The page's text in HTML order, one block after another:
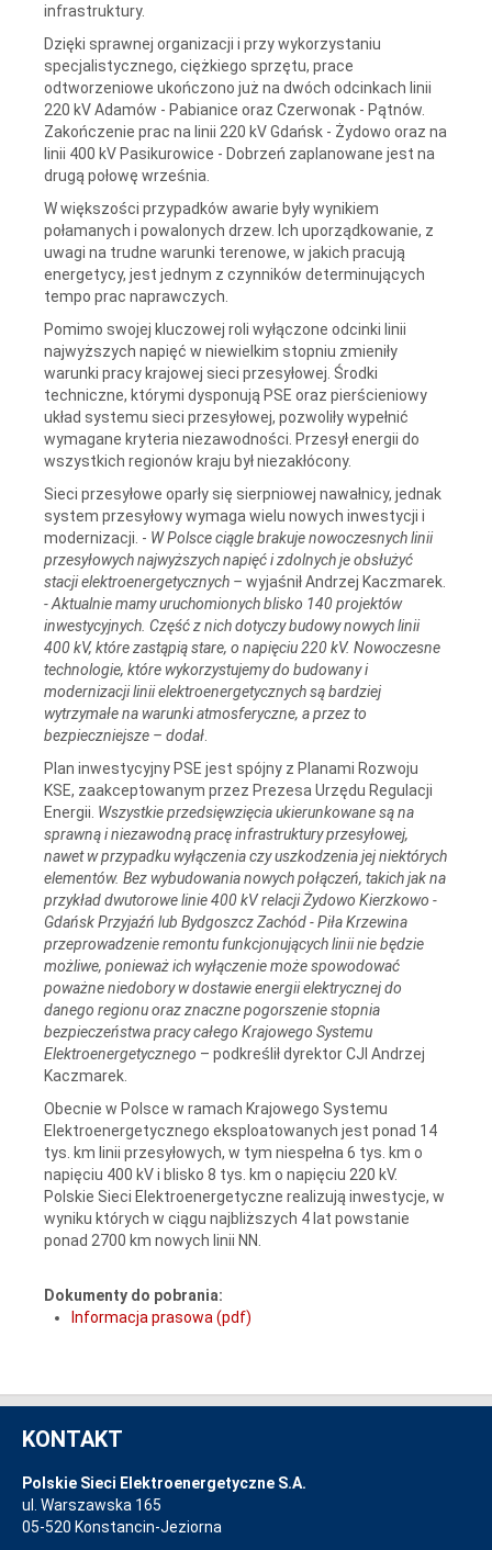
infrastruktury.
Dzięki sprawnej organizacji i przy wykorzystaniu
specjalistycznego, ciężkiego sprzętu, prace
odtworzeniowe ukończono już na dwóch odcinkach linii
220 kV Adamów - Pabianice oraz Czerwonak - Pątnów.
Zakończenie prac na linii 220 kV Gdańsk - Żydowo oraz na
linii 400 kV Pasikurowice - Dobrzeń zaplanowane jest na
drugą połowę września.
W większości przypadków awarie były wynikiem
połamanych i powalonych drzew. Ich uporządkowanie, z
uwagi na trudne warunki terenowe, w jakich pracują
energetycy, jest jednym z czynników determinujących
tempo prac naprawczych.
Pomimo swojej kluczowej roli wyłączone odcinki linii
najwyższych napięć w niewielkim stopniu zmieniły
warunki pracy krajowej sieci przesyłowej. Środki
techniczne, którymi dysponują PSE oraz pierścieniowy
układ systemu sieci przesyłowej, pozwoliły wypełnić
wymagane kryteria niezawodności. Przesył energii do
wszystkich regionów kraju był niezakłócony.
Sieci przesyłowe oparły się sierpniowej nawałnicy, jednak
system przesyłowy wymaga wielu nowych inwestycji i
modernizacji. - W Polsce ciągle brakuje nowoczesnych linii
przesyłowych najwyższych napięć i zdolnych je obsłużyć
stacji elektroenergetycznych – wyjaśnił Andrzej Kaczmarek.
- Aktualnie mamy uruchomionych blisko 140 projektów
inwestycyjnych. Część z nich dotyczy budowy nowych linii
400 kV, które zastąpią stare, o napięciu 220 kV. Nowoczesne
technologie, które wykorzystujemy do budowany i
modernizacji linii elektroenergetycznych są bardziej
wytrzymałe na warunki atmosferyczne, a przez to
bezpieczniejsze – dodał
Plan inwestycyjny PSE jest spójny z Planami Rozwoju
KSE, zaakceptowanym przez Prezesa Urzędu Regulacji
Energii. Wszystkie przedsięwzięcia ukierunkowane są na
sprawną i niezawodną pracę infrastruktury przesyłowej,
nawet w przypadku wyłączenia czy uszkodzenia jej niektórych
elementów. Bez wybudowania nowych połączeń, takich jak na
przykład dwutorowe linie 400 kV relacji Żydowo Kierzkowo -
Gdańsk Przyjaźń lub Bydgoszcz Zachód - Piła Krzewina
przeprowadzenie remontu funkcjonujących linii nie będzie
możliwe, ponieważ ich wyłączenie może spowodować
poważne niedobory w dostawie energii elektrycznej do
danego regionu oraz znaczne pogorszenie stopnia
bezpieczeństwa pracy całego Krajowego Systemu
Elektroenergetycznego – podkreślił dyrektor CJI Andrzej
Kaczmarek.
Obecnie w Polsce w ramach Krajowego Systemu
Elektroenergetycznego eksploatowanych jest ponad 14
tys. km linii przesyłowych, w tym niespełna 6 tys. km o
napięciu 400 kV i blisko 8 tys. km o napięciu 220 kV.
Polskie Sieci Elektroenergetyczne realizują inwestycje, w
wyniku których w ciągu najbliższych 4 lat powstanie
ponad 2700 km nowych linii NN.
Dokumenty do pobrania:
Informacja prasowa (pdf)
KONTAKT
Polskie Sieci Elektroenergetyczne S.A.
ul. Warszawska 165
05-520 Konstancin-Jeziorna